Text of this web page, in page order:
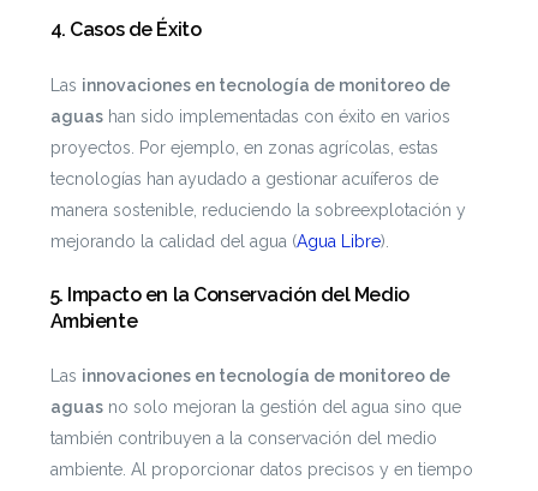
4. Casos de Éxito
Las innovaciones en tecnología de monitoreo de
aguashan sido implementadas con éxito en varios
proyectos. Por ejemplo, en zonas agrícolas, estas
tecnologías han ayudado a gestionar acuíferos de
manera sostenible, reduciendo la sobreexplotación y
mejorando la calidad del agua​ (Agua Libre)​.
5. Impacto en la Conservación del Medio
Ambiente
Las innovaciones en tecnología de monitoreo de
aguasno solo mejoran la gestión del agua sino que
también contribuyen a la conservación del medio
ambiente. Al proporcionar datos precisos y en tiempo